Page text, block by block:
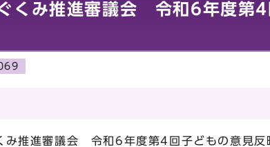
くみ推進審議会 令和6年度第4
み推進審議会 令和6年度第4回子どもの意見反